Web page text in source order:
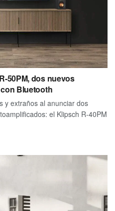
50PM, dos nuevos
Bluetooth
y extraños al anunciar dos
el Klipsch R-40PM